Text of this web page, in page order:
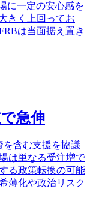
に一定の安心感を
きく上回ってお
は当面据え置き
急伸
含む支援を協議
は単なる受注増で
る政策転換の可能
薄化や政治リスク